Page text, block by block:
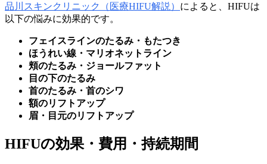
品川スキンクリニック（医療HIFU解説） によると、HIFUは
以下の悩みに効果的です。
フェイスラインのたるみ・もたつき
ほうれい線・マリオネットライン
頬のたるみ・ジョールファット
目の下のたるみ
首のたるみ・首のシワ
額のリフトアップ
眉・目元のリフトアップ
HIFUの効果・費用・持続期間